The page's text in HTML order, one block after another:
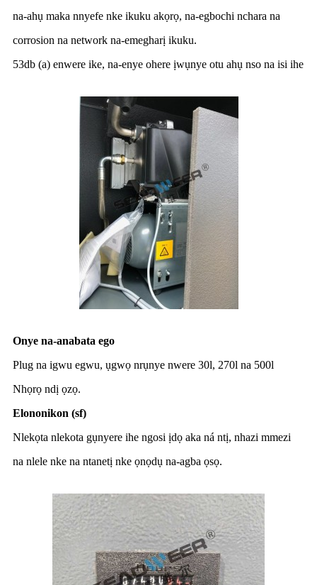
na-ahụ maka nnyefe nke ikuku akọrọ, na-egbochi nchara na
corrosion na network na-emegharị ikuku.
53db (a) enwere ike, na-enye ohere ịwụnye otu ahụ nso na isi ihe
Onye na-anabata ego
Plug na igwu egwu, ụgwọ nrụnye nwere 30l, 270l na 500l
Nhọrọ ndị ọzọ.
Elononikon (sf)
Nlekọta nlekota gụnyere ihe ngosi ịdọ aka ná ntị, nhazi mmezi
na nlele nke na ntanetị nke ọnọdụ na-agba ọsọ.